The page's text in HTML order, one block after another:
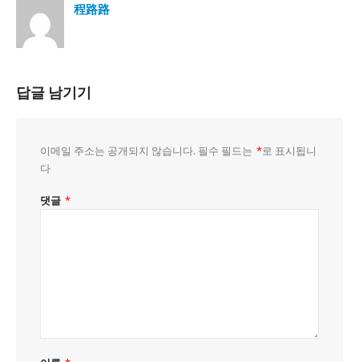
程路路
답글 남기기
이메일 주소는 공개되지 않습니다. 필수 필드는 *로 표시됩니
다
댓글 *